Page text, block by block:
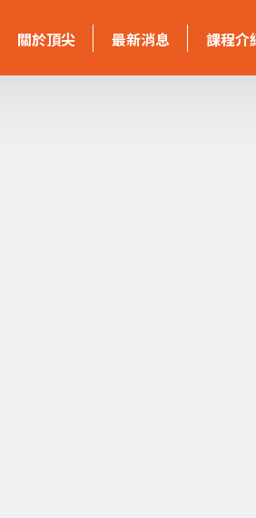
關於頂尖 最新消息 課程介